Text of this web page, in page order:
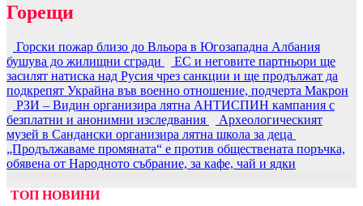
Горещи
Горски пожар близо до Вльора в Югозападна Албания
бушува до жилищни сгради
ЕС и неговите партньори ще
засилят натиска над Русия чрез санкции и ще продължат да
подкрепят Украйна във военно отношение, подчерта Макрон
РЗИ – Видин организира лятна АНТИСПИН кампания с
безплатни и анонимни изследвания
Археологическият
музей в Сандански организира лятна школа за деца
„Продължаваме промяната“ е против обществената поръчка,
обявена от Народното събрание, за кафе, чай и ядки
ТОП НОВИНИ